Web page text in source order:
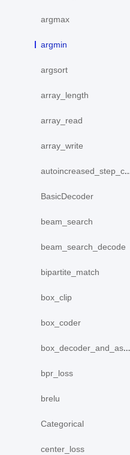
argmax
argmin
argsort
array_length
array_read
array_write
autoincreased_step_counter
BasicDecoder
beam_search
beam_search_decode
bipartite_match
box_clip
box_coder
box_decoder_and_assign
bpr_loss
brelu
Categorical
center_loss